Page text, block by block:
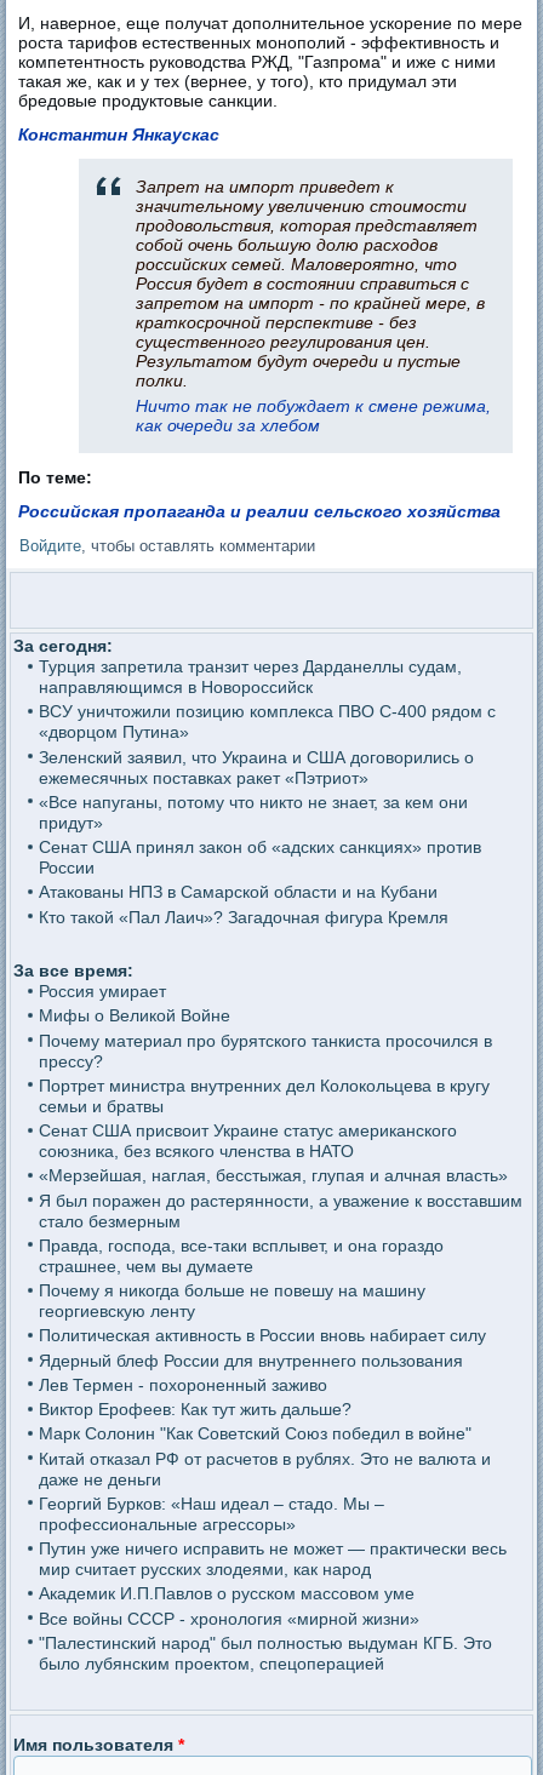
И, наверное, еще получат дополнительное ускорение по мере
роста тарифов естественных монополий - эффективность и
компетентность руководства РЖД, "Газпрома" и иже с ними
такая же, как и у тех (вернее, у того), кто придумал эти
бредовые продуктовые санкции.
Константин Янкаускас
Запрет на импорт приведет к
значительному увеличению стоимости
продовольствия, которая представляет
собой очень большую долю расходов
российских семей. Mаловероятно, что
Россия будет в состоянии справиться с
запретом на импорт - по крайней мере, в
краткосрочной перспективе - без
существенного регулирования цен.
Результатом будут очереди и пустые
полки.
Ничто так не побуждает к смене режима,
как очереди за хлебом
По теме:
Российская пропаганда и реалии сельского хозяйства
Войдите, чтобы оставлять комментарии
За сегодня:
Турция запретила транзит через Дарданеллы судам,
направляющимся в Новороссийск
ВСУ уничтожили позицию комплекса ПВО С-400 рядом с
«дворцом Путина»
Зеленский заявил, что Украина и США договорились о
ежемесячных поставках ракет «Пэтриот»
«Все напуганы, потому что никто не знает, за кем они
придут»
Сенат США принял закон об «адских санкциях» против
России
Атакованы НПЗ в Самарской области и на Кубани
Кто такой «Пал Лаич»? Загадочная фигура Кремля
За все время:
Россия умирает
Мифы о Великой Войне
Почему материал про бурятского танкиста просочился в
прессу?
Портрет министра внутренних дел Колокольцева в кругу
семьи и братвы
Сенат США присвоит Украине статус американского
союзника, без всякого членства в НАТО
«Мерзейшая, наглая, бесстыжая, глупая и алчная власть»
Я был поражен до растерянности, а уважение к восставшим
стало безмерным
Правда, господа, все-таки всплывет, и она гораздо
страшнее, чем вы думаете
Почему я никогда больше не повешу на машину
георгиевскую ленту
Политическая активность в России вновь набирает силу
Ядерный блеф России для внутреннего пользования
Лев Термен - похороненный заживо
Виктор Ерофеев: Как тут жить дальше?
Марк Солонин "Как Советский Союз победил в войне"
Китай отказал РФ от расчетов в рублях. Это не валюта и
даже не деньги
Георгий Бурков: «Наш идеал – стадо. Мы –
профессиональные агрессоры»
Путин уже ничего исправить не может — практически весь
мир считает русских злодеями, как народ
Академик И.П.Павлов о русском массовом уме
Все войны СССР - хронология «мирной жизни»
"Палестинский народ" был полностью выдуман КГБ. Это
было лубянским проектом, спецоперацией
Имя пользователя*